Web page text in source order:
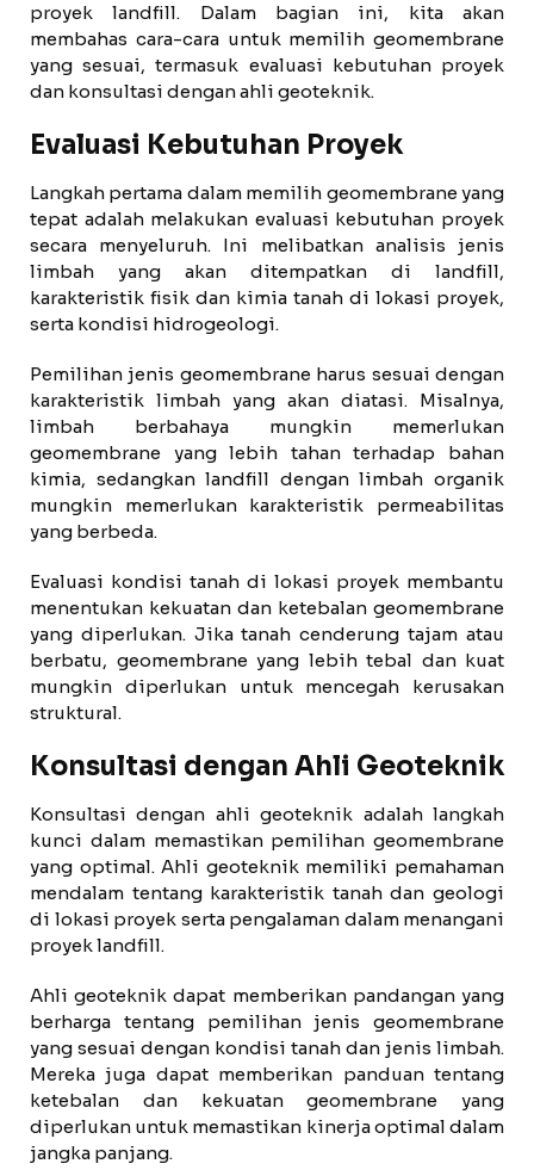
proyek landfill. Dalam bagian ini, kita akan
membahas cara-cara untuk memilih geomembrane
yang sesuai, termasuk evaluasi kebutuhan proyek
dan konsultasi dengan ahli geoteknik.
Evaluasi Kebutuhan Proyek
Langkah pertama dalam memilih geomembrane yang
tepat adalah melakukan evaluasi kebutuhan proyek
secara menyeluruh. Ini melibatkan analisis jenis
limbah yang akan ditempatkan di landfill,
karakteristik fisik dan kimia tanah di lokasi proyek,
serta kondisi hidrogeologi.
Pemilihan jenis geomembrane harus sesuai dengan
karakteristik limbah yang akan diatasi. Misalnya,
limbah berbahaya mungkin memerlukan
geomembrane yang lebih tahan terhadap bahan
kimia, sedangkan landfill dengan limbah organik
mungkin memerlukan karakteristik permeabilitas
yang berbeda.
Evaluasi kondisi tanah di lokasi proyek membantu
menentukan kekuatan dan ketebalan geomembrane
yang diperlukan. Jika tanah cenderung tajam atau
berbatu, geomembrane yang lebih tebal dan kuat
mungkin diperlukan untuk mencegah kerusakan
struktural.
Konsultasi dengan Ahli Geoteknik
Konsultasi dengan ahli geoteknik adalah langkah
kunci dalam memastikan pemilihan geomembrane
yang optimal. Ahli geoteknik memiliki pemahaman
mendalam tentang karakteristik tanah dan geologi
di lokasi proyek serta pengalaman dalam menangani
proyek landfill.
Ahli geoteknik dapat memberikan pandangan yang
berharga tentang pemilihan jenis geomembrane
yang sesuai dengan kondisi tanah dan jenis limbah.
Mereka juga dapat memberikan panduan tentang
ketebalan dan kekuatan geomembrane yang
diperlukan untuk memastikan kinerja optimal dalam
jangka panjang.